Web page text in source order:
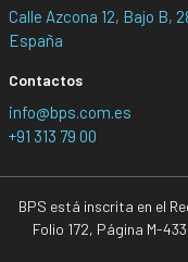
Calle Azcona 12, Bajo B,
España
Contactos
info@bps.com.es
+91 313 79 00
BPS está inscrita en el
Folio 172, Página M-